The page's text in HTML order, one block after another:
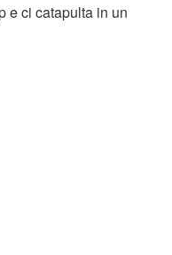
e ci catapulta in un